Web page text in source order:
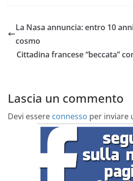
La Nasa annuncia: entro 10
cosmo
Cittadina francese “beccata”
Lascia un commento
Devi essere connesso per inviare